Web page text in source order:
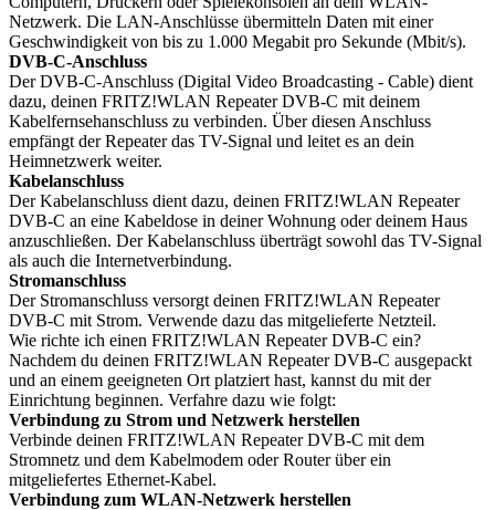
Netzwerk. Die LAN-Anschlüsse übermitteln Daten mit einer
Geschwindigkeit von bis zu 1.000 Megabit pro Sekunde (Mbit/s).
DVB-C-Anschluss
Der DVB-C-Anschluss (Digital Video Broadcasting - Cable) dient
dazu, deinen FRITZ!WLAN Repeater DVB-C mit deinem
Kabelfernsehanschluss zu verbinden. Über diesen Anschluss
empfängt der Repeater das TV-Signal und leitet es an dein
Heimnetzwerk weiter.
Kabelanschluss
Der Kabelanschluss dient dazu, deinen FRITZ!WLAN Repeater
DVB-C an eine Kabeldose in deiner Wohnung oder deinem Haus
anzuschließen. Der Kabelanschluss überträgt sowohl das TV-Signal
als auch die Internetverbindung.
Stromanschluss
Der Stromanschluss versorgt deinen FRITZ!WLAN Repeater
DVB-C mit Strom. Verwende dazu das mitgelieferte Netzteil.
Wie richte ich einen FRITZ!WLAN Repeater DVB-C ein?
Nachdem du deinen FRITZ!WLAN Repeater DVB-C ausgepackt
und an einem geeigneten Ort platziert hast, kannst du mit der
Einrichtung beginnen. Verfahre dazu wie folgt:
Verbindung zu Strom und Netzwerk herstellen
Verbinde deinen FRITZ!WLAN Repeater DVB-C mit dem
Stromnetz und dem Kabelmodem oder Router über ein
mitgeliefertes Ethernet-Kabel.
Verbindung zum WLAN-Netzwerk herstellen